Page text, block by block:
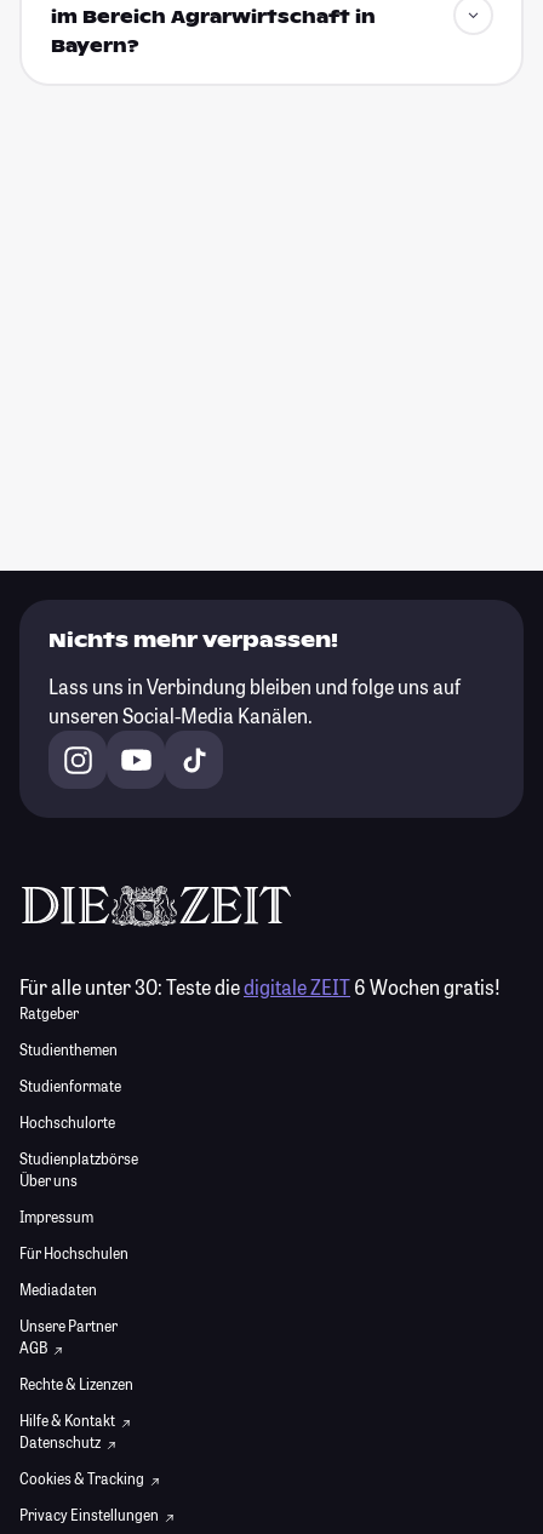
im Bereich Agrarwirtschaft in
Bayern?
Nichts mehr verpassen!
Lass uns in Verbindung bleiben und folge uns auf
unseren Social-Media Kanälen.
Für alle unter 30:Teste diedigitale ZEIT6 Wochen gratis!
Ratgeber
Studienthemen
Studienformate
Hochschulorte
Studienplatzbörse
Über uns
Impressum
Für Hochschulen
Mediadaten
Unsere Partner
AGB
Rechte & Lizenzen
Hilfe & Kontakt
Datenschutz
Cookies & Tracking
Privacy Einstellungen